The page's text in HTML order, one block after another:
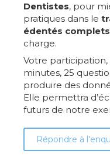
Dentistes, pour
pratiques dans le
édentés complets
charge.
Votre
minutes, 25
produire des
Elle permettra
futurs de notre
Répondre à